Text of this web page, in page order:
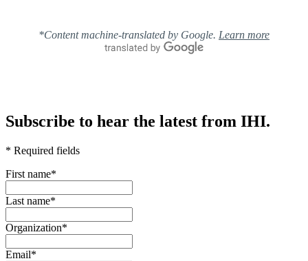
*Content machine-translated by Google. Learn more
Subscribe to hear the latest from IHI.
* Required fields
First name*
Last name*
Organization*
Email*